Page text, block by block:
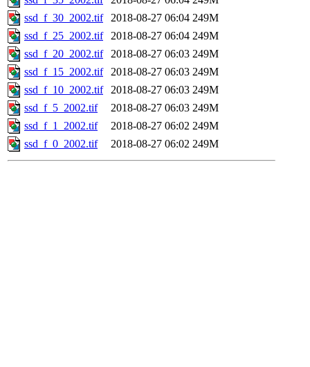
ssd_f_30_2002.tif
2018-08-27 06:04 249M
ssd_f_25_2002.tif
2018-08-27 06:04 249M
ssd_f_20_2002.tif
2018-08-27 06:03 249M
ssd_f_15_2002.tif
2018-08-27 06:03 249M
ssd_f_10_2002.tif
2018-08-27 06:03 249M
ssd_f_5_2002.tif
2018-08-27 06:03 249M
ssd_f_1_2002.tif
2018-08-27 06:02 249M
ssd_f_0_2002.tif
2018-08-27 06:02 249M